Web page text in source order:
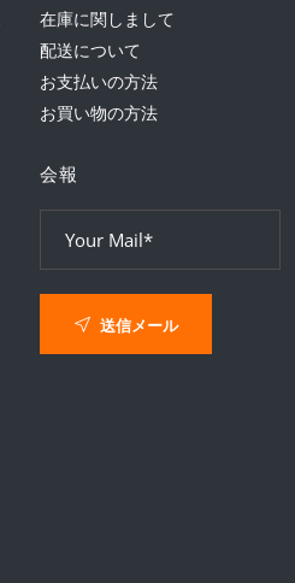
在庫に関しまして
配送について
お支払いの方法
お買い物の方法
会報
送信メール